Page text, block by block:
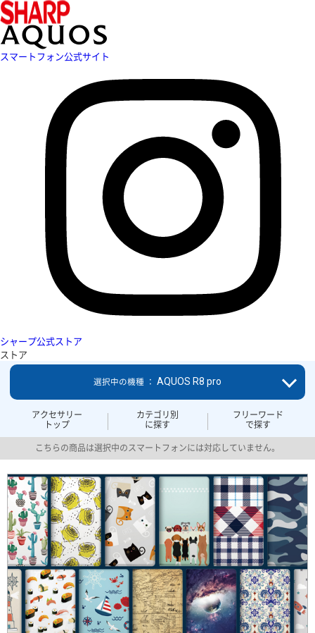
スマートフォン公式サイト
シャープ公式ストア
ストア
アクセサリー
トップ
カテゴリ別
に探す
フリーワード
で探す
選択中の機種 ： AQUOS R8 pro
こちらの商品は選択中のスマートフォンには対応していません。